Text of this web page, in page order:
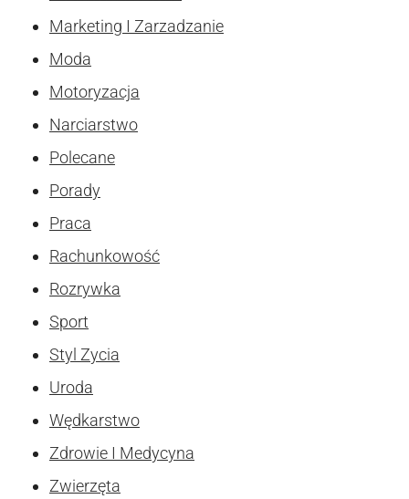
Marketing I Zarzadzanie
Moda
Motoryzacja
Narciarstwo
Polecane
Porady
Praca
Rachunkowość
Rozrywka
Sport
Styl Zycia
Uroda
Wędkarstwo
Zdrowie I Medycyna
Zwierzęta